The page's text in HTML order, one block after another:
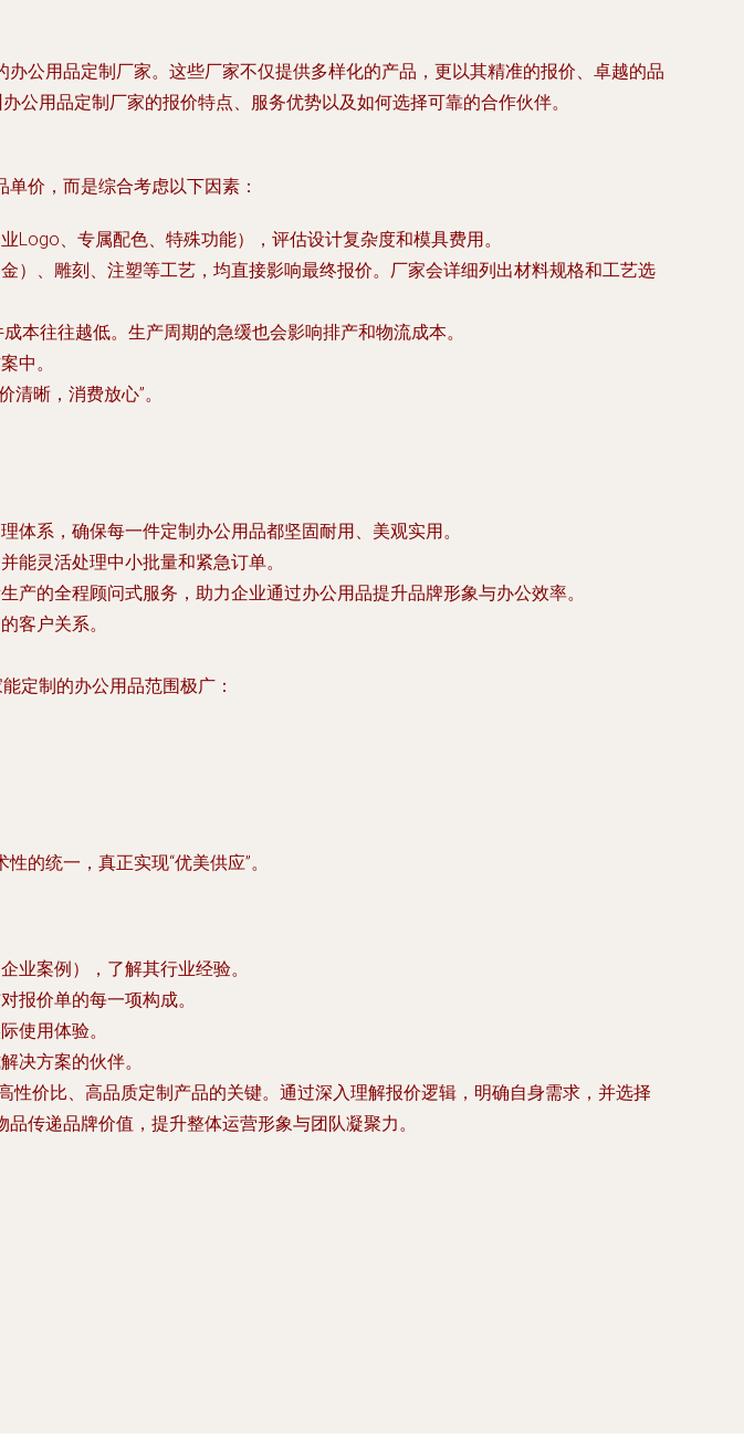
公用品定制厂家。这些厂家不仅提供多样化的产品，更以其精准的报价、卓越的品
公用品定制厂家的报价特点、服务优势以及如何选择可靠的合作伙伴。
价，而是综合考虑以下因素：
Logo、专属配色、特殊功能），评估设计复杂度和模具费用。
）、雕刻、注塑等工艺，均直接影响最终报价。厂家会详细列出材料规格和工艺选
本往往越低。生产周期的急缓也会影响排产和物流成本。
中。
晰，消费放心”。
体系，确保每一件定制办公用品都坚固耐用、美观实用。
能灵活处理中小批量和紧急订单。
产的全程顾问式服务，助力企业通过办公用品提升品牌形象与办公效率。
客户关系。
定制的办公用品范围极广：
的统一，真正实现“优美供应”。
业案例），了解其行业经验。
报价单的每一项构成。
使用体验。
决方案的伙伴。
性价比、高品质定制产品的关键。通过深入理解报价逻辑，明确自身需求，并选择
传递品牌价值，提升整体运营形象与团队凝聚力。